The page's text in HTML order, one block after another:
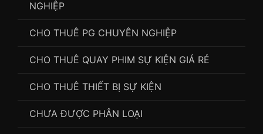
NGHIỆP
CHO THUÊ PG CHUYÊN NGHIỆP
CHO THUÊ QUAY PHIM SỰ KIỆN GIÁ RẺ
CHO THUÊ THIẾT BỊ SỰ KIỆN
CHƯA ĐƯỢC PHÂN LOẠI